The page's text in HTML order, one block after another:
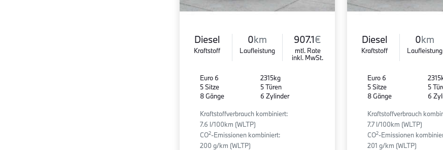
Diesel
Kraftstoff
0km
Laufleistung
907.1€
mtl. Rate
inkl. MwSt.
Euro 6
5 Sitze
8 Gänge
2315kg
5 Türen
6 Zylinder
Kraftstoffverbrauch kombiniert:
7.6 l/100km (WLTP)
CO2-Emissionen kombiniert:
200 g/km (WLTP)
Diesel
Kraftstoff
0km
Laufleistung
Euro 6
5 Sitze
8 Gänge
5
6
Kraftstoffverbrauch
7.7 l/100km (WLTP)
CO2-Emissionen
201 g/km (WLTP)